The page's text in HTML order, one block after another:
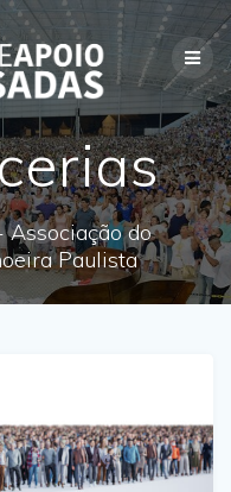
Associação do
Paulista